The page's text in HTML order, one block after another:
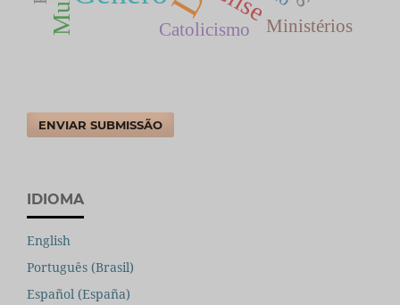
Catolicismo Ministérios
ENVIAR SUBMISSÃO
IDIOMA
English
Português (Brasil)
Español (España)